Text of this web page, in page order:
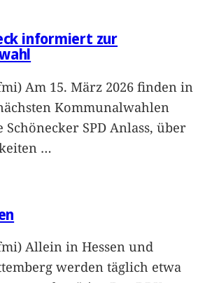
informiert zur
Am 15. März 2026 finden in
Kommunalwahlen
Schönecker SPD Anlass, über
…
Allein in Hessen und
werden täglich etwa